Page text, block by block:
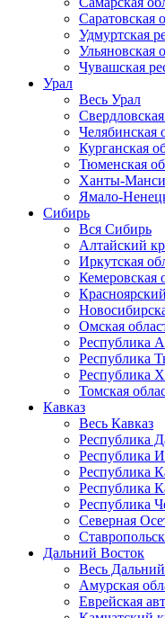
Саратовская
Удмуртская
Ульяновская
Чувашская
Урал
Весь Урал
Челябинская
Курганская
Тюменская
Ханты-
Ямало-
Сибирь
Вся Сибирь
Алтайский
Иркутская
Кемеровская
Омская
Республика
Республика
Республика
Томская
Кавказ
Весь Кавказ
Республика
Республика
Республика
Республика
Республика
Северная
Дальний Восток
Весь
Амурская
Еврейская